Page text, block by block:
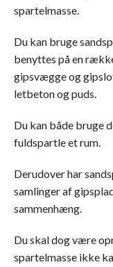
spartelmasse.
Du kan bruge
benyttes på en
gipsvægge og
letbeton og puds.
Du kan både bruge
fuldspartle et rum.
Derudover har
samlinger af
sammenhæng.
Du skal dog være
spartelmasse ikke